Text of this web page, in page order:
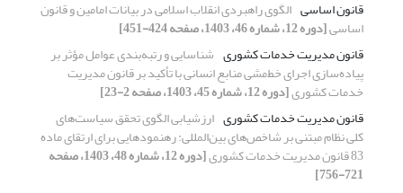
قانون اساسی الگوی راهبردی انقلاب اسلامی در بیانات امامین و قانون
اساسی[دوره 12، شماره 46، 1403، صفحه 424-451]
قانون مدیریت خدمات کشوری شناسایی و رتبه‌بندی عوامل مؤثر بر
پیاده‌سازی اجرای خط‌مشی منابع انسانی با تأکید بر قانون مدیریت
خدمات کشوری[دوره 12، شماره 45، 1403، صفحه 2-23]
قانون مدیریت خدمات کشوری ارزشیابی الگوی تحقق سیاست‌های
کلی نظام مبتنی بر شاخص‌های بین‌المللی: رهنمودهایی برای ارتقای ماده
83 قانون مدیریت خدمات کشوری [دوره 12، شماره 48، 1403، صفحه
721-756]